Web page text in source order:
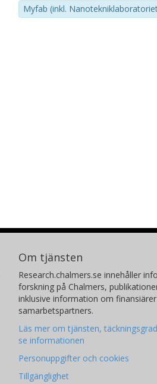
Myfab (inkl.
Om tjänsten
Research.chalmers.se innehåller
forskning på Chalmers,
inklusive information om
samarbetspartners.
Läs mer om tjänsten,
se informationen
Personuppgifter och cookies
Tillgänglighet